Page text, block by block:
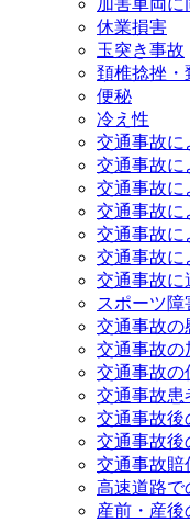
加害車両
休業損害
玉突き事故
頚椎捻挫・
便秘
冷え性
交通事故に
交通事故に
交通事故に
交通事故に
交通事故に
交通事故に
交通事故に
スポーツ障
交通事故の
交通事故の
交通事故の
交通事故患
交通事故後
交通事故後
交通事故賠
高速道路で
産前・産後